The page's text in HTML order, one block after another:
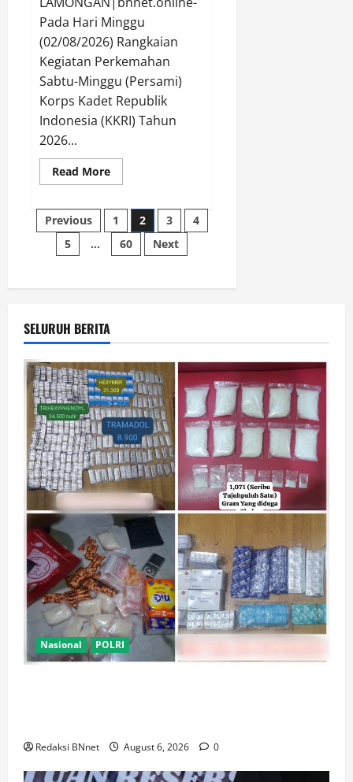
Pada Hari Minggu
(02/08/2026) Rangkaian
Kegiatan Perkemahan
Sabtu-Minggu (Persami)
Korps Kadet Republik
Indonesia (KKRI) Tahun
2026...
Read MoreRead
more
Ditutup,
Persami
KKRI
Kodim
0812/Lamongan
Generasi
Disiplin
Posts
pagination
Previous 1 2 3
4
5
… 60 Next
SELURUH BERITA
Nasional POLRI
Redaksi BNnet August 6, 2026 0